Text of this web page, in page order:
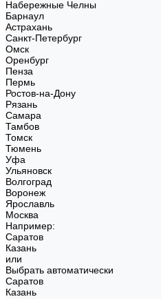
Набережные Челны
Барнаул
Астрахань
Санкт-Петербург
Омск
Оренбург
Пенза
Пермь
Ростов-на-Дону
Рязань
Самара
Тамбов
Томск
Тюмень
Уфа
Ульяновск
Волгоград
Воронеж
Ярославль
Москва
Например:
Саратов
Казань
или
Выбрать автоматически
Саратов
Казань